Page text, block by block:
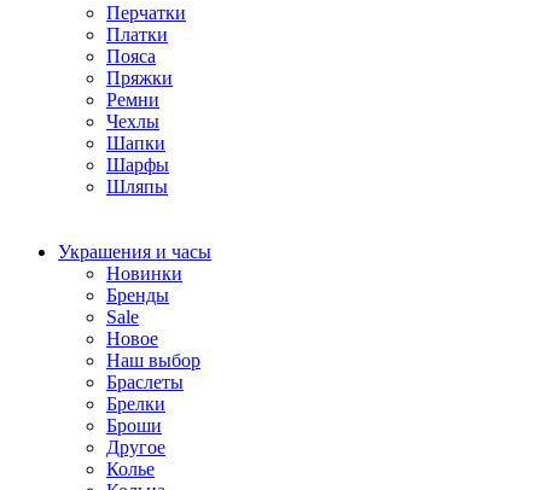
Перчатки
Платки
Пояса
Пряжки
Ремни
Чехлы
Шапки
Шарфы
Шляпы
Украшения и часы
Новинки
Бренды
Sale
Новое
Наш выбор
Браслеты
Брелки
Броши
Другое
Колье